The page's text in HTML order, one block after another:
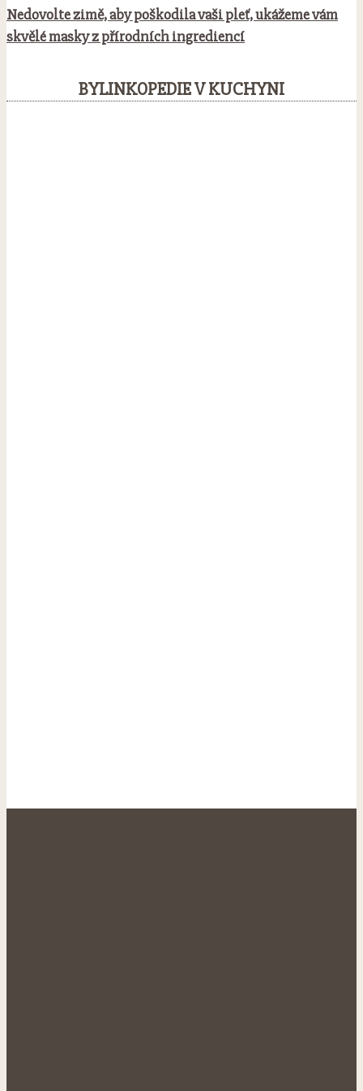
Nedovolte zimě, aby poškodila vaši pleť, ukážeme vám
skvělé masky z přírodních ingrediencí
BYLINKOPEDIE V KUCHYNI